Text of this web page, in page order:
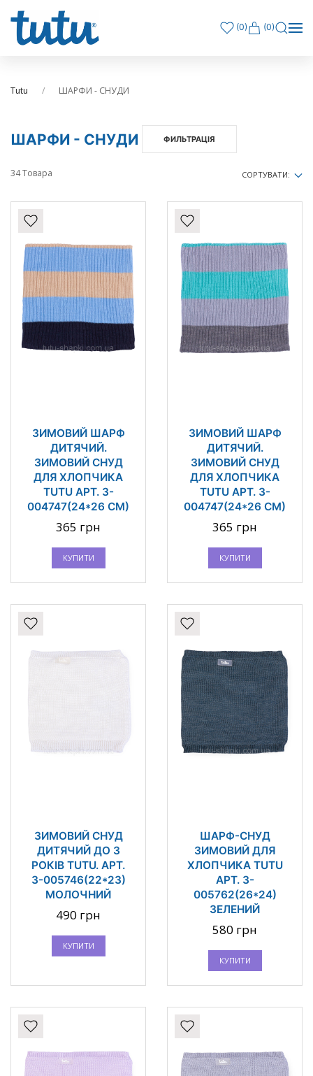
(0) (0)
Tutu ШАРФИ - СНУДИ
ШАРФИ - СНУДИ ФИЛЬТРАЦІЯ
34 Товара СОРТУВАТИ:
ЗИМОВИЙ ШАРФ
ДИТЯЧИЙ.
ЗИМОВИЙ СНУД
ДЛЯ ХЛОПЧИКА
TUTU АРТ. 3-
004747(24*26 СМ)
365 грн
КУПИТИ
ЗИМОВИЙ ШАРФ
ДИТЯЧИЙ.
ЗИМОВИЙ СНУД
ДЛЯ ХЛОПЧИКА
TUTU АРТ. 3-
004747(24*26 СМ)
365 грн
КУПИТИ
ЗИМОВИЙ СНУД
ДИТЯЧИЙ ДО 3
РОКІВ TUTU. АРТ.
3-005746(22*23)
МОЛОЧНИЙ
490 грн
КУПИТИ
ШАРФ-СНУД
ЗИМОВИЙ ДЛЯ
ХЛОПЧИКА TUTU
АРТ. 3-
005762(26*24)
ЗЕЛЕНИЙ
580 грн
КУПИТИ